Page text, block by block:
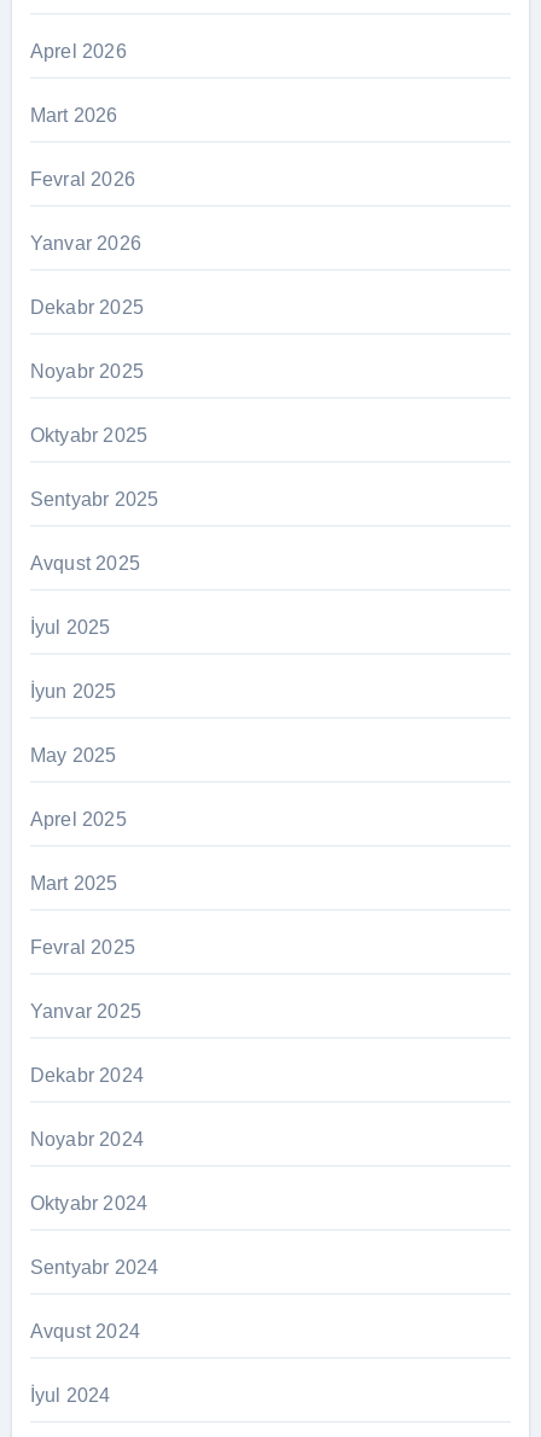
Aprel 2026
Mart 2026
Fevral 2026
Yanvar 2026
Dekabr 2025
Noyabr 2025
Oktyabr 2025
Sentyabr 2025
Avqust 2025
İyul 2025
İyun 2025
May 2025
Aprel 2025
Mart 2025
Fevral 2025
Yanvar 2025
Dekabr 2024
Noyabr 2024
Oktyabr 2024
Sentyabr 2024
Avqust 2024
İyul 2024